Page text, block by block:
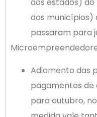
aos estados) do
dos municípios)
passaram para
Adiamento das
pagamentos de
para outubro,